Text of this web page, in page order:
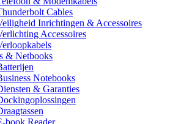
Cables
Inrichtingen & Accessoires
Accessoires
& Netbooks
Notebooks
& Garanties
book Reader